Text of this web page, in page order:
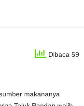
Dibaca 59
makananya